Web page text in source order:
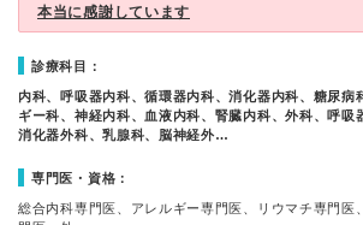
本当に感謝しています
診療科目：
内科、呼吸器内科、循環器内科、消化器内科、糖尿病
ギー科、神経内科、血液内科、腎臓内科、外科、呼吸
消化器外科、乳腺科、脳神経外…
専門医・資格：
総合内科専門医、アレルギー専門医、リウマチ専門医